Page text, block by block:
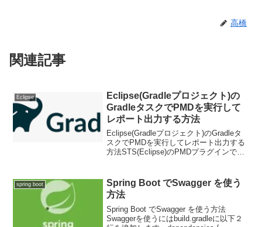
高橋
関連記事
Eclipse
Eclipse(Gradleプロジェクト)の
GradleタスクでPMDを実行して
レポート出力する方法
Eclipse(Gradleプロジェクト)のGradleタ
スクでPMDを実行してレポート出力する
方法STS(Eclipse)のPMDプラグインでは
プラグインを...
spring boot
Spring Boot でSwagger を使う
方法
Spring Boot でSwagger を使う方法
Swaggerを使うにはbuild.gradleに以下２